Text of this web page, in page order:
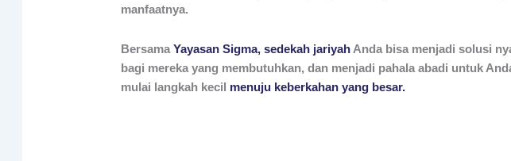
manfaatnya.
BersamaYayasan Sigma, sedekah jariyahAnda bisa menjadi solusi
bagi mereka yang membutuhkan, dan menjadi pahala abadi untuk
mulai langkah kecil menuju keberkahan yang besar.